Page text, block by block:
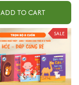
ADD TO CART
SALE